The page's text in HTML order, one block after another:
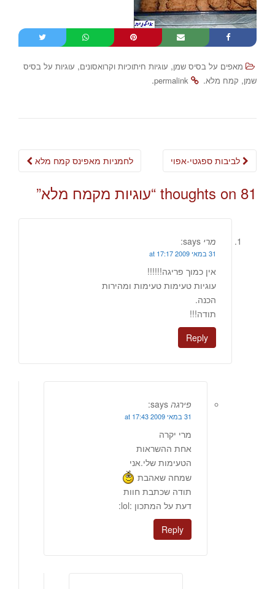
מאפים על בסיס שמן, עוגיות חיתוכיות וקרואסונים, עוגיות על בסיס
שמן, קמח מלא.
permalink
.
Post
לחמניות מאפינס קמח מלא
81 thoughts on “ עוגיות מקמח מלא”
מרי says:
31 במאי 2009 at 17:17
אין כמוך פריגה!!!!!!
עוגיות טעימות טעימות ומהירות
הכנה.
תודה!!!
Reply
פירגה says:
31 במאי 2009 at 17:43
מרי יקרה
אחת ההשראות
הטעימות שלי.אני
שמחה שאהבת
תודה שכתבת חוות
דעת על המתכון :lol:
Reply